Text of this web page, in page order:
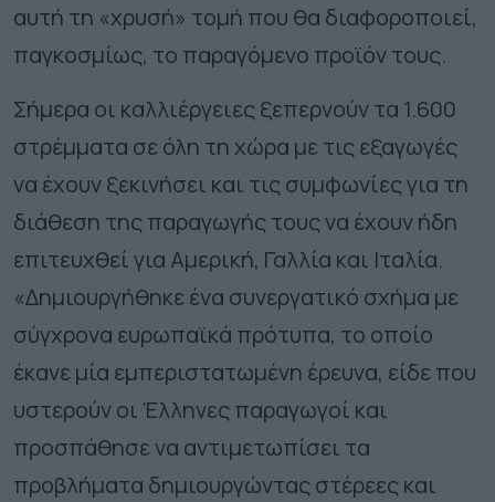
αυτή τη «χρυσή» τομή που θα διαφοροποιεί,
παγκοσμίως, το παραγόμενο προϊόν τους.
Σήμερα οι καλλιέργειες ξεπερνούν τα 1.600
στρέμματα σε όλη τη χώρα με τις εξαγωγές
να έχουν ξεκινήσει και τις συμφωνίες για τη
διάθεση της παραγωγής τους να έχουν ήδη
επιτευχθεί για Αμερική, Γαλλία και Ιταλία.
«Δημιουργήθηκε ένα συνεργατικό σχήμα με
σύγχρονα ευρωπαϊκά πρότυπα, το οποίο
έκανε μία εμπεριστατωμένη έρευνα, είδε που
υστερούν οι Έλληνες παραγωγοί και
προσπάθησε να αντιμετωπίσει τα
προβλήματα δημιουργώντας στέρεες και